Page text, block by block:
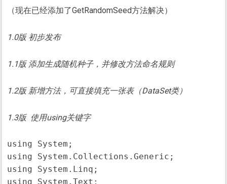
（现在已经添加了GetRandomSeed方法解决）
1.0版 初步发布
1.1版 添加生成随机种子，并修改方法命名规则
1.2版 新增方法，可直接填充一张表（DataSet类）
1.3版 使用using关键字
using System;
using System.Collections.Generic;
using System.Linq;
using System.Text;